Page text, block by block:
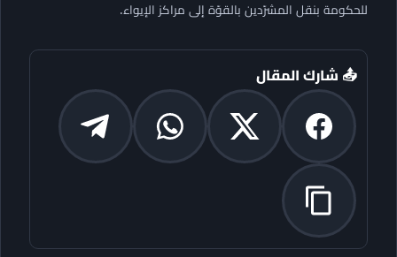
للحكومة بنقل المشرّدين بالقوّة إلى مراكز الإيواء.
📤 شارك المقال